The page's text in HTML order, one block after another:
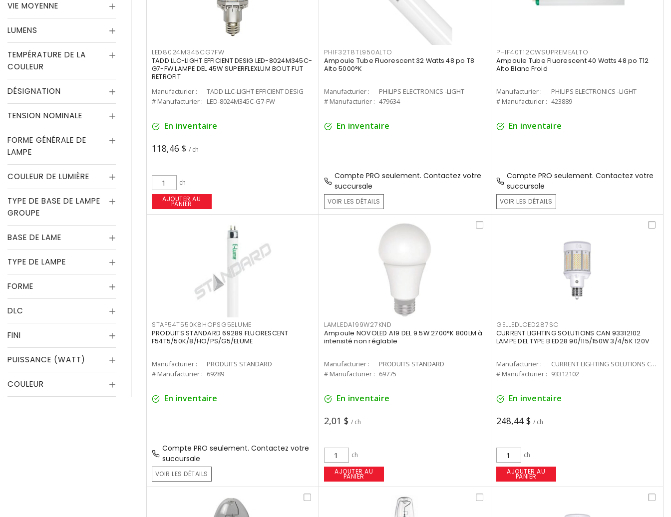
VIE MOYENNE
LUMENS
TEMPÉRATURE DE LA
COULEUR
DÉSIGNATION
TENSION NOMINALE
FORME GÉNÉRALE DE
LAMPE
COULEUR DE LUMIÈRE
TYPE DE BASE DE LAMPE
GROUPE
BASE DE LAME
TYPE DE LAMPE
FORME
DLC
FINI
PUISSANCE (WATT)
COULEUR
LED8024M345CG7FW
TADD LLC-LIGHT EFFICIENT DESIG LED-8024M345C-
G7-FW LAMPE DEL 45W SUPERFLEXLUM BOUT FUT
RETROFIT
Manufacturier :
TADD LLC-LIGHT EFFICIENT DESIG
# Manufacturier : LED-8024M345C-G7-FW
En inventaire
118,46 $ / ch
ch
AJOUTER AU
PANIER
PHIF32T8TL950ALTO
Ampoule Tube Fluorescent 32 Watts 48 po T8
Alto 5000°K
Manufacturier :
PHILIPS ELECTRONICS -LIGHT
# Manufacturier : 479634
En inventaire
Compte PRO seulement. Contactez votre
succursale
VOIR LES DÉTAILS
PHIF40T12CWSUPREMEALTO
Ampoule Tube Fluorescent 40 Watts 48 po T12
Alto Blanc Froid
Manufacturier :
PHILIPS ELECTRONICS -LIGHT
# Manufacturier : 423889
En inventaire
Compte PRO seulement. Contactez votre
succursale
VOIR LES DÉTAILS
STAF54T550K8HOPSG5ELUME
PRODUITS STANDARD 69289 FLUORESCENT
F54T5/50K/8/HO/PS/G5/ELUME
Manufacturier :
PRODUITS STANDARD
# Manufacturier : 69289
En inventaire
Compte PRO seulement. Contactez votre
succursale
VOIR LES DÉTAILS
LAMLEDA199W27KND
Ampoule NOVOLED A19 DEL 9.5W 2700°K 800LM à
intensité non réglable
Manufacturier :
PRODUITS STANDARD
# Manufacturier : 69775
En inventaire
2,01 $ / ch
ch
AJOUTER AU
PANIER
GELLEDLCED287SC
CURRENT LIGHTING SOLUTIONS CAN 93312102
LAMPE DEL TYPE B ED28 90/115/150W 3/4/5K 120V
Manufacturier :
CURRENT LIGHTING SOLUTIONS CAN
# Manufacturier : 93312102
En inventaire
248,44 $ / ch
ch
AJOUTER AU
PANIER